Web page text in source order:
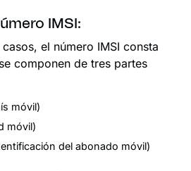
IMSI:
el número IMSI consta
componen de tres partes
móvil)
móvil)
del abonado móvil)